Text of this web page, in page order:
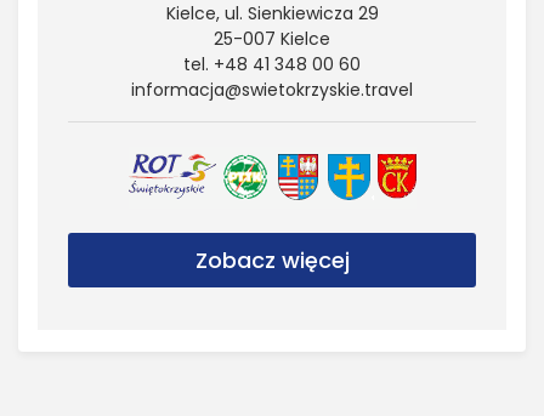
Kielce, ul. Sienkiewicza 29
25-007 Kielce
tel. +48 41 348 00 60
informacja@​swietokrzyskie.​travel
Zobacz więcej